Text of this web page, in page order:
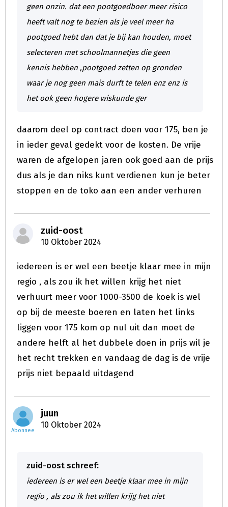
geen onzin. dat een pootgoedboer meer risico
heeft valt nog te bezien als je veel meer ha
pootgoed hebt dan dat je bij kan houden, moet
selecteren met schoolmannetjes die geen
kennis hebben ,pootgoed zetten op gronden
waar je nog geen mais durft te telen enz enz is
het ook geen hogere wiskunde ger
daarom deel op contract doen voor 175, ben je
in ieder geval gedekt voor de kosten. De vrije
waren de afgelopen jaren ook goed aan de prijs
dus als je dan niks kunt verdienen kun je beter
stoppen en de toko aan een ander verhuren
zuid-oost
10 Oktober 2024
iedereen is er wel een beetje klaar mee in mijn
regio , als zou ik het willen krijg het niet
verhuurt meer voor 1000-3500 de koek is wel
op bij de meeste boeren en laten het links
liggen voor 175 kom op nul uit dan moet de
andere helft al het dubbele doen in prijs wil je
het recht trekken en vandaag de dag is de vrije
prijs niet bepaald uitdagend
Abonnee
juun
10 Oktober 2024
zuid-oost schreef:
iedereen is er wel een beetje klaar mee in mijn
regio , als zou ik het willen krijg het niet